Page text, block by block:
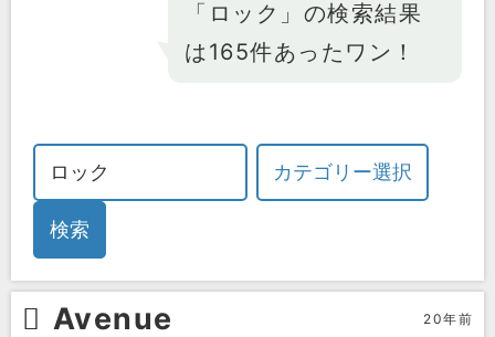
「ロック」の検索結果
は165件あったワン！
Avenue 20年前